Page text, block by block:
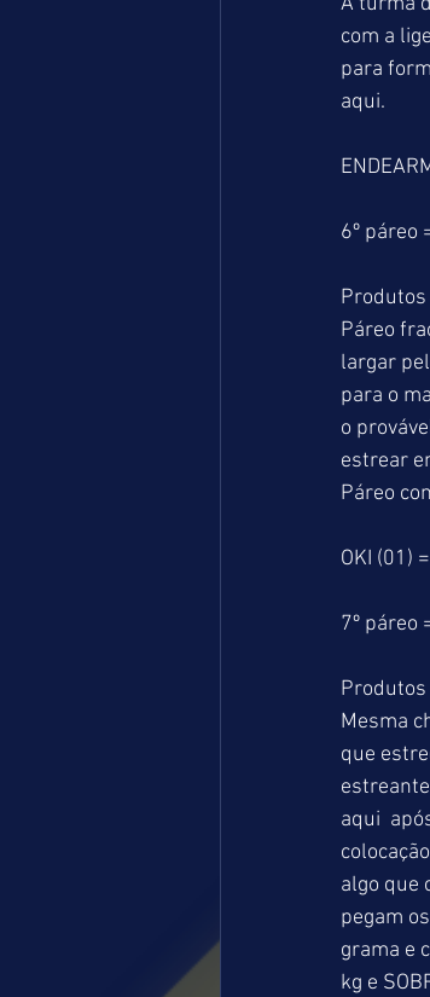
com a
para
aqui.
6º páreo
Produtos
Páreo
largar
para o
o
estrear
Páreo
OKI (01)
7º páreo
Produtos
Mesma
que
aqui
algo que
pegam
grama e
kg e